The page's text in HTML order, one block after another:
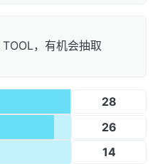
，有机会抽取
28
26
14